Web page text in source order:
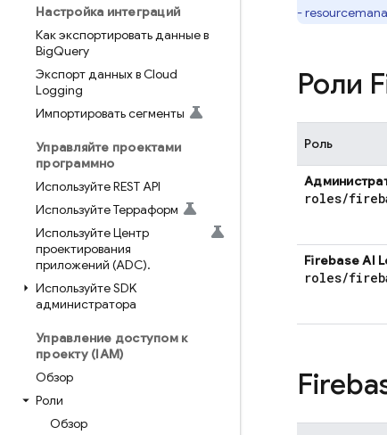
Настройка интеграций
Как экспортировать данные в
BigQuery
Экспорт данных в Cloud
Logging
Импортировать сегменты
Управляйте проектами
программно
Используйте REST API
Используйте Терраформ
Используйте Центр
проектирования
приложений (ADC).
Используйте SDK
администратора
Управление доступом к
проекту (IAM)
Обзор
Роли
Обзор
-
Роли
Роль
roles/
Firebase AI
roles/